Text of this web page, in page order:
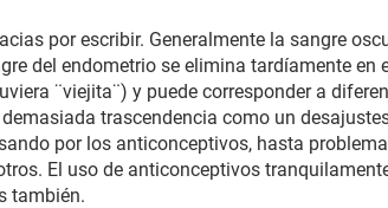
por escribir. Generalmente la sangre
del endometrio se elimina tardíamente en
¨viejita¨) y puede corresponder a
trascendencia como un
por los anticonceptivos, hasta
El uso de anticonceptivos
también.